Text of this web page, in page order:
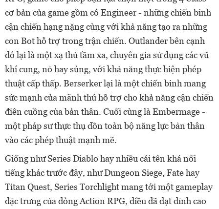
cơ bản của game gồm có Engineer - những chiến binh
cận chiến hạng nặng cùng với khả năng tạo ra những
con Bot hỗ trợ trong trận chiến. Outlander bên cạnh
đó lại là một xạ thủ tầm xa, chuyên gia sử dụng các vũ
khí cung, nỏ hay súng, với khả năng thực hiện phép
thuật cấp thấp. Berserker lại là một chiến binh mang
sức mạnh của mãnh thú hỗ trợ cho khả năng cận chiến
điên cuồng của bản thân. Cuối cùng là Embermage -
một pháp sư thực thụ dồn toàn bộ năng lực bản thân
vào các phép thuật mạnh mẽ.
Giống như Series Diablo hay nhiều cái tên khá nổi
tiếng khác trước đây, như Dungeon Siege, Fate hay
Titan Quest, Series Torchlight mang tới một gameplay
đặc trưng của dòng Action RPG, điều đã đạt đỉnh cao